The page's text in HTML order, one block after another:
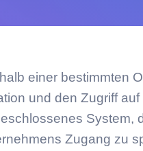
Shopware-Agenturen
Wordpress-Agenturen
einer bestimmten
und den Zugriff
System,
Zugang zu